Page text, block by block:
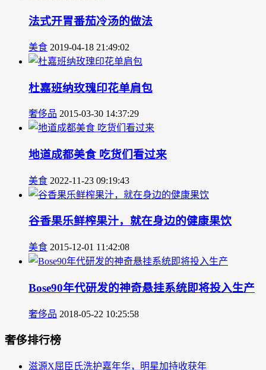
法式开胃番茄冷汤的做法
美食 2019-04-18 21:49:02
杜嘉班纳玫瑰印花单肩包
奢侈品 2015-03-30 14:37:29
地道成都美食 吃货们看过来
美食 2022-11-23 09:19:43
谷香果乐鲜榨果汁，就在身边的健康果饮
美食 2015-12-01 11:42:08
Bose90年代研发的神奇悬挂系统即将投入生产
奢侈品 2018-05-22 10:25:58
奢侈排行榜
滋源X屈臣氏洗护嘉年华，明星加持收获年